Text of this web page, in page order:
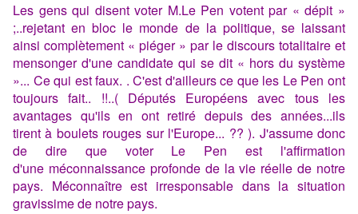
Les gens qui disent voter M.Le Pen votent par « dépit »
;..rejetant en bloc le monde de la politique, se laissant
ainsi complètement « piéger » par le discours totalitaire et
mensonger d'une candidate qui se dit « hors du système
»... Ce qui est faux. . C'est d'ailleurs ce que les Le Pen ont
toujours fait.. !!..( Députés Européens avec tous les
avantages qu'ils en ont retiré depuis des années...ils
tirent à boulets rouges sur l'Europe... ?? ). J'assume donc
de dire que voter Le Pen est l'affirmation
d'une méconnaissance profonde de la vie réelle de notre
pays. Méconnaître est irresponsable dans la situation
gravissime de notre pays.